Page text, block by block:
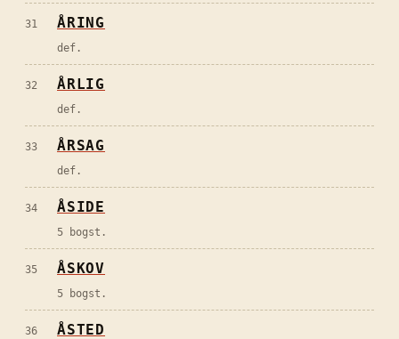
31 ÅRING
def.
32 ÅRLIG
def.
33 ÅRSAG
def.
34 ÅSIDE
5 bogst.
35 ÅSKOV
5 bogst.
36 ÅSTED